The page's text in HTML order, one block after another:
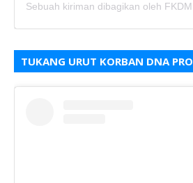
TUKANG URUT KORBAN DNA PRO